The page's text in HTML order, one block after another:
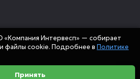
Интервесп» — собирает
файлы cookie. Подробнее в Политике
Принять